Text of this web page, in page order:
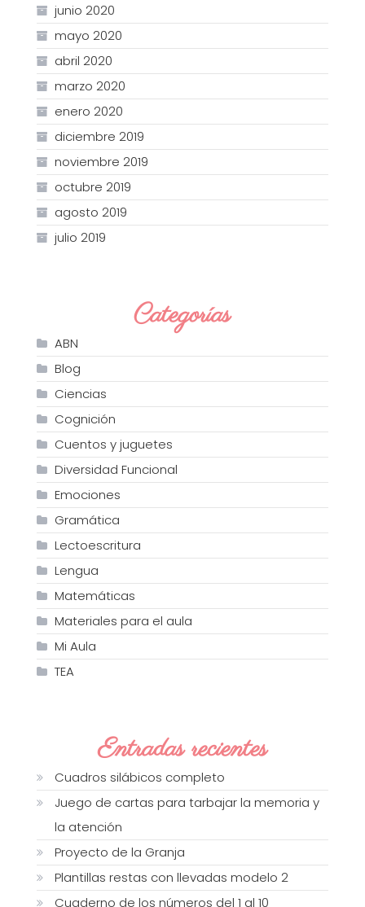
junio 2020
mayo 2020
abril 2020
marzo 2020
enero 2020
diciembre 2019
noviembre 2019
octubre 2019
agosto 2019
julio 2019
Categorías
ABN
Blog
Ciencias
Cognición
Cuentos y juguetes
Diversidad Funcional
Emociones
Gramática
Lectoescritura
Lengua
Matemáticas
Materiales para el aula
Mi Aula
TEA
Entradas recientes
Cuadros silábicos completo
Juego de cartas para tarbajar la memoria y
la atención
Proyecto de la Granja
Plantillas restas con llevadas modelo 2
Cuaderno de los números del 1 al 10